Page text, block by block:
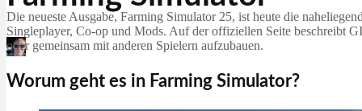
Martin Jørgensen
Die neueste Ausgabe, Farming Simulator 25, ist heute die
Singleplayer, Co-op und Mods. Auf der offiziellen Seite beschreibt
oder gemeinsam mit anderen Spielern aufzubauen.
Worum geht es in Farming Simulator?